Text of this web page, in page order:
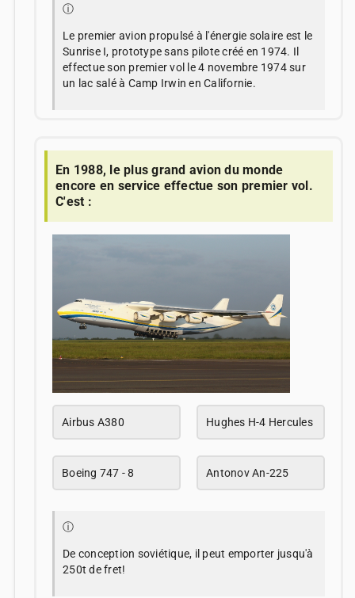
ⓘ
Le premier avion propulsé à l'énergie solaire est le
Sunrise I, prototype sans pilote créé en 1974. Il
effectue son premier vol le 4 novembre 1974 sur
un lac salé à Camp Irwin en Californie.
En 1988, le plus grand avion du monde
encore en service effectue son premier vol.
C'est :
Airbus A380 Hughes H-4 Hercules
Boeing 747 - 8 Antonov An-225
ⓘ
De conception soviétique, il peut emporter jusqu'à
250t de fret!